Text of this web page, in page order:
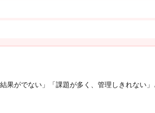
果がでない」「課題が多く、管理しきれない